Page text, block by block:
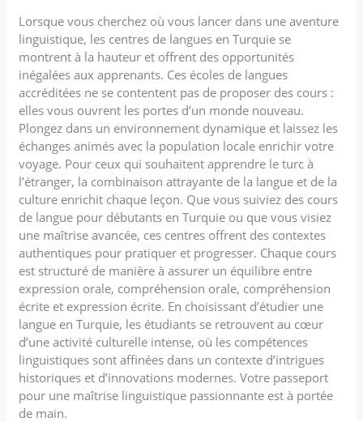
Lorsque vous cherchez où vous lancer dans une aventure
linguistique, les centres de langues en Turquie se
montrent à la hauteur et offrent des opportunités
inégalées aux apprenants. Ces écoles de langues
accréditées ne se contentent pas de proposer des cours :
elles vous ouvrent les portes d’un monde nouveau.
Plongez dans un environnement dynamique et laissez les
échanges animés avec la population locale enrichir votre
voyage. Pour ceux qui souhaitent apprendre le turc à
l’étranger, la combinaison attrayante de la langue et de la
culture enrichit chaque leçon. Que vous suiviez des cours
de langue pour débutants en Turquie ou que vous visiez
une maîtrise avancée, ces centres offrent des contextes
authentiques pour pratiquer et progresser. Chaque cours
est structuré de manière à assurer un équilibre entre
expression orale, compréhension orale, compréhension
écrite et expression écrite. En choisissant d’étudier une
langue en Turquie, les étudiants se retrouvent au cœur
d’une activité culturelle intense, où les compétences
linguistiques sont affinées dans un contexte d’intrigues
historiques et d’innovations modernes. Votre passeport
pour une maîtrise linguistique passionnante est à portée
de main.